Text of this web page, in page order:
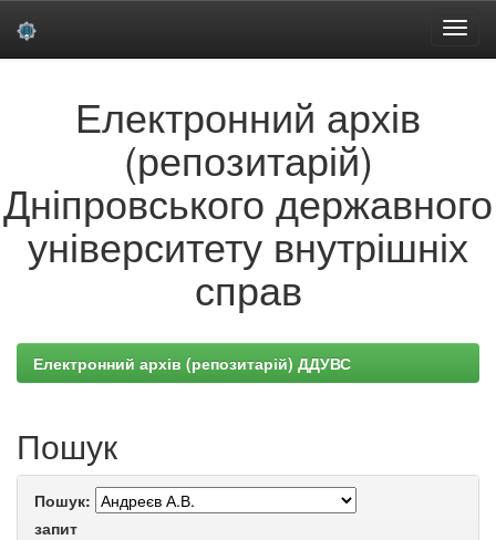
Електронний архів
(репозитарій)
Дніпровського державного
університету внутрішніх
справ
Електронний архів (репозитарій) ДДУВС
Пошук
Пошук:
запит